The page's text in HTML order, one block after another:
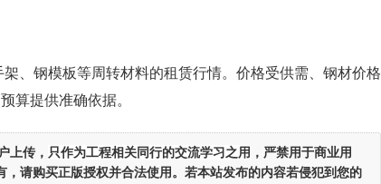
、钢模板等周转材料的租赁行情。价格受供需、钢材价格
算提供准确依据。
上传， 只作为工程相关同行的交流学习之用 ，严禁用于商业用
请购买正版授权并合法使用。若本站发布的内容若侵犯到您的